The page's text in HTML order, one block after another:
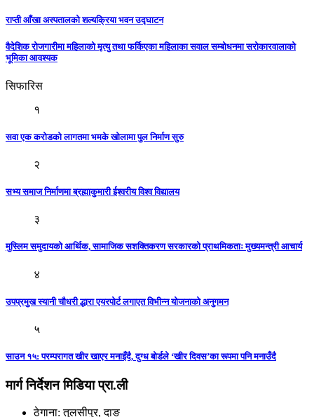
राप्ती आँखा अस्पतालको शल्यक्रिया भवन उद्घाटन
वैदेशिक रोजगारीमा महिलाको मृत्यु तथा फर्किएका महिलाका सवाल सम्बोधनमा सरोकारवालाको
भूमिका आवश्यक
सिफारिस
१
सवा एक करोडको लागतमा भमके खोलामा पुल निर्माण सुरु
२
सभ्य समाज निर्माणमा ब्रह्माकुमारी ईश्वरीय विश्व विद्यालय
३
मुस्लिम समुदायको आर्थिक, सामाजिक सशक्तिकरण सरकारको प्राथमिकताः मुख्यमन्त्री आचार्य
४
उपप्रमुख स्यानी चौधरी द्धारा एयरपोर्ट लगाएत विभीन्न योजनाको अनुगमन
५
साउन १५: परम्परागत खीर खाएर मनाइँदै, दुग्ध बोर्डले ‘खीर दिवस’का रूपमा पनि मनाउँदै
मार्ग निर्देशन मिडिया प्रा.ली
ठेगाना: तुलसीपुर, दाङ